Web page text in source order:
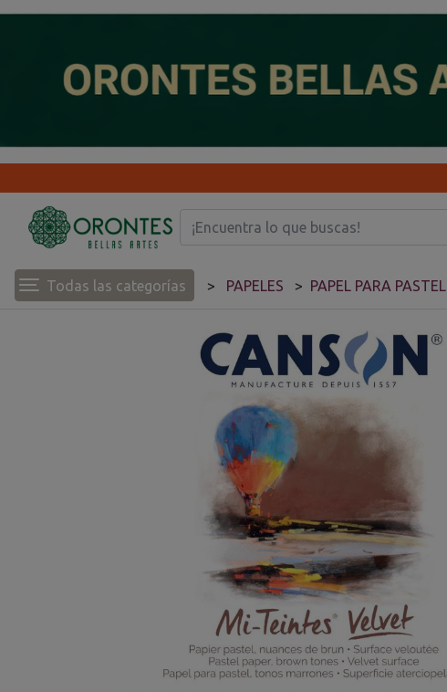
Todas las categorías PAPELES PAPEL PARA PASTEL